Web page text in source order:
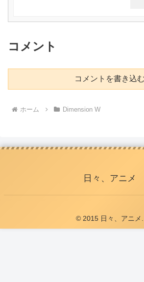
コメント
コメントを書き込む
ホーム Dimension W
日々、アニメ
© 2015 日々、アニメ.